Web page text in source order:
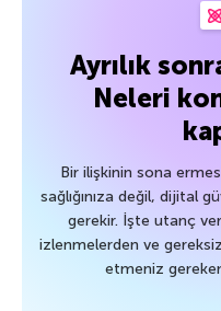
Ayrılık
Neleri
Bir ilişkinin sona
sağlığınıza değil, dijital
gerekir. İşte utanç
izlenmelerden ve
etmeniz